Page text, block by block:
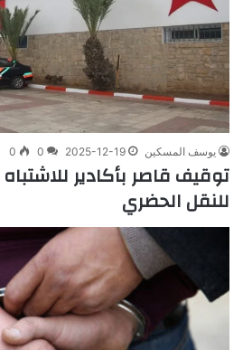
يوسف المسكين 2025-12-19
0
0
توقيف قاصر بأكادير
للنقل الحضري